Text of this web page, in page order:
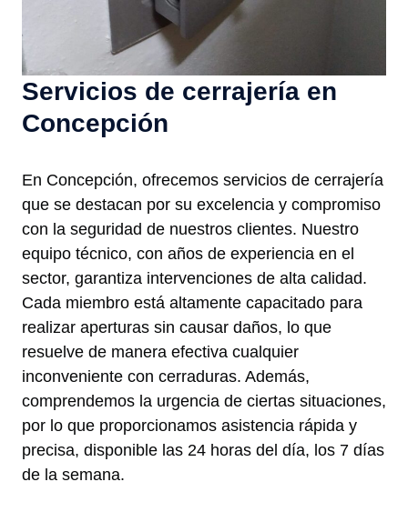
Servicios de cerrajería en
Concepción
En Concepción, ofrecemos servicios de cerrajería
que se destacan por su excelencia y compromiso
con la seguridad de nuestros clientes. Nuestro
equipo técnico, con años de experiencia en el
sector, garantiza intervenciones de alta calidad.
Cada miembro está altamente capacitado para
realizar aperturas sin causar daños, lo que
resuelve de manera efectiva cualquier
inconveniente con cerraduras. Además,
comprendemos la urgencia de ciertas situaciones,
por lo que proporcionamos asistencia rápida y
precisa, disponible las 24 horas del día, los 7 días
de la semana.